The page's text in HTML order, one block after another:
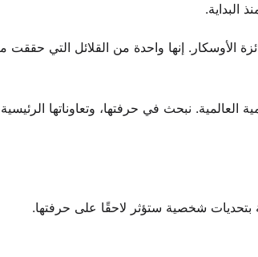
البداية.
الأوسكار. إنها واحدة من القلائل التي حققت
نبحث في حرفتها، وتعاوناتها
شخصية ستؤثر لاحقًا على حرفتها.